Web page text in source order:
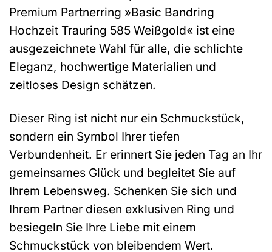
Premium Partnerring »Basic Bandring
Hochzeit Trauring 585 Weißgold« ist eine
ausgezeichnete Wahl für alle, die schlichte
Eleganz, hochwertige Materialien und
zeitloses Design schätzen.
Dieser Ring ist nicht nur ein Schmuckstück,
sondern ein Symbol Ihrer tiefen
Verbundenheit. Er erinnert Sie jeden Tag an Ihr
gemeinsames Glück und begleitet Sie auf
Ihrem Lebensweg. Schenken Sie sich und
Ihrem Partner diesen exklusiven Ring und
besiegeln Sie Ihre Liebe mit einem
Schmuckstück von bleibendem Wert.